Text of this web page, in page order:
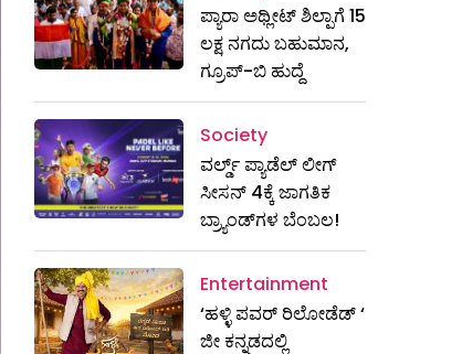
ಪ್ಯಾರಾ ಅಥ್ಲೀಟ್ ಶಿಲ್ಪಾಗೆ 15
ಲಕ್ಷ ನಗದು ಬಹುಮಾನ,
ಗ್ರೂಪ್-ಬಿ ಹುದ್ದೆ
Society
ವರ್ಲ್ಡ್ ಪ್ಯಾಡೆಲ್ ಲೀಗ್
ಸೀಸನ್ 4ಕ್ಕೆ ಜಾಗತಿಕ
ಬ್ರ್ಯಾಂಡ್‌ಗಳ ಬೆಂಬಲ!
Entertainment
‘ಹಳ್ಳಿ ಪವರ್ ರಿಲೋಡೆಡ್ ‘
ಜೀ ಕನ್ನಡದಲ್ಲಿ